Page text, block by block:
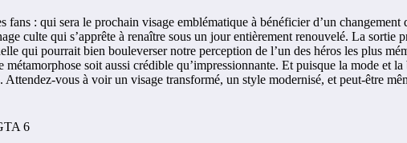
: qui sera le prochain visage emblématique à bénéficier d’un changement
culte qui s’apprête à renaître sous un jour entièrement renouvelé. La sortie
qui pourrait bien bouleverser notre perception de l’un des héros les plus
soit aussi crédible qu’impressionnante. Et puisque la mode et
Attendez-vous à voir un visage transformé, un style modernisé, et peut-être
6